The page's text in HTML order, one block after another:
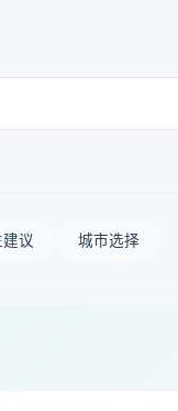
议 城市选择